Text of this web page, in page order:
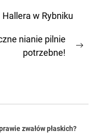
w Rybniku
nianie pilnie
potrzebne!
zwałów płaskich?